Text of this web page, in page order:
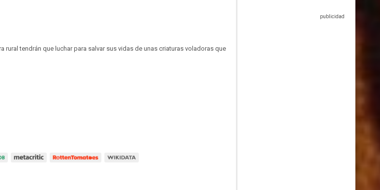
rural tendrán que luchar para salvar sus vidas de unas criaturas voladoras que